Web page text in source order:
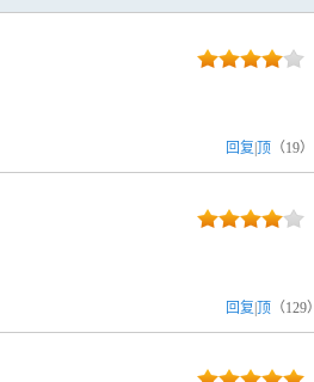
回复 顶 （19）
回复 顶 （129）